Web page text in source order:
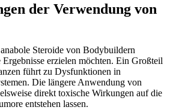
der Verwendung von
Steroide von Bodybuildern
erzielen möchten. Ein Großteil
führt zu Dysfunktionen in
Die längere Anwendung von
direkt toxische Wirkungen auf die
entstehen lassen.